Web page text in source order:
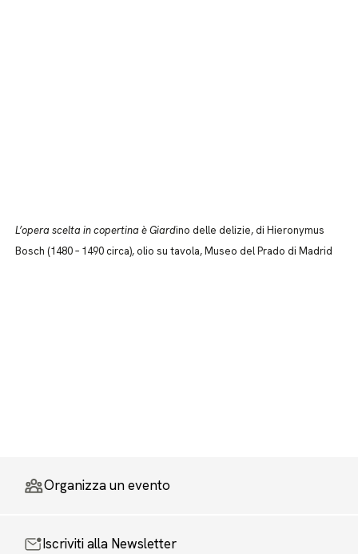
L’opera scelta in copertina è Giardino delle delizie, di Hieronymus
Bosch (1480 – 1490 circa), olio su tavola, Museo del Prado di Madrid
Organizza un evento
Iscriviti alla Newsletter